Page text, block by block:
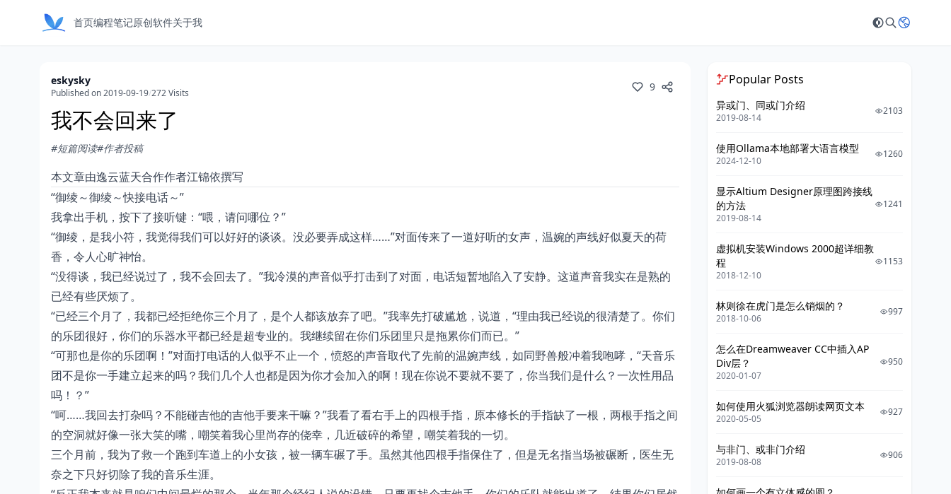
首页编程笔记原创软件关于我
eskysky
Published on 2019-09-19/272 Visits 9
我不会回来了
#短篇阅读#作者投稿
本文章由逸云蓝天合作作者江锦依撰写
“御绫～御绫～快接电话～”
我拿出手机，按下了接听键：“喂，请问哪位？”
“御绫，是我小符，我觉得我们可以好好的谈谈。没必要弄成这样……”对面传来了一道好听的女声，温婉的声线好似夏天的荷
香，令人心旷神怡。
“没得谈，我已经说过了，我不会回去了。”我冷漠的声音似乎打击到了对面，电话短暂地陷入了安静。这道声音我实在是熟的
已经有些厌烦了。
“已经三个月了，我都已经拒绝你三个月了，是个人都该放弃了吧。”我率先打破尴尬，说道，“理由我已经说的很清楚了。你们
的乐团很好，你们的乐器水平都已经是超专业的。我继续留在你们乐团里只是拖累你们而已。”
“可那也是你的乐团啊！”对面打电话的人似乎不止一个，愤怒的声音取代了先前的温婉声线，如同野兽般冲着我咆哮，“天音乐
团不是你一手建立起来的吗？我们几个人也都是因为你才会加入的啊！现在你说不要就不要了，你当我们是什么？一次性用品
吗！？”
“呵……我回去打杂吗？不能碰吉他的吉他手要来干嘛？”我看了看右手上的四根手指，原本修长的手指缺了一根，两根手指之间
的空洞就好像一张大笑的嘴，嘲笑着我心里尚存的侥幸，几近破碎的希望，嘲笑着我的一切。
三个月前，我为了救一个跑到车道上的小女孩，被一辆车碾了手。虽然其他四根手指保住了，但是无名指当场被碾断，医生无
奈之下只好切除了我的音乐生涯。
Popular Posts
异或门、同或门介绍
2019-08-14
2103
使用Ollama本地部署大语言模型
2024-12-10
1260
显示Altium Designer原理图跨接线
的方法
2019-08-14
1241
虚拟机安装Windows 2000超详细教
程
2018-12-10
1153
林则徐在虎门是怎么销烟的？
2018-10-06
997
怎么在Dreamweaver CC中插入AP
Div层？
2020-01-07
950
如何使用火狐浏览器朗读网页文本
2020-05-05
927
与非门、或非门介绍
2019-08-08
906